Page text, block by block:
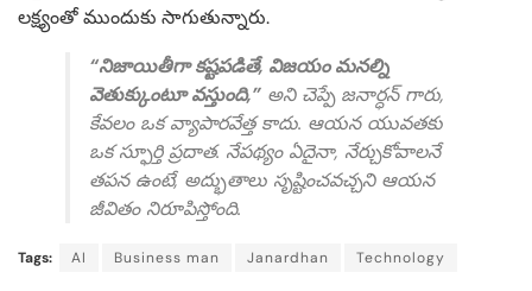
లక్ష్యంతో ముందుకు సాగుతున్నారు.
“నిజాయితీగా కష్టపడితే, విజయం మనల్ని
వెతుక్కుంటూ వస్తుంది,” అని చెప్పే జనార్ధన్ గారు,
కేవలం ఒక వ్యాపారవేత్త కాదు. ఆయన యువతకు
ఒక స్ఫూర్తి ప్రదాత. నేపథ్యం ఏదైనా, నేర్చుకోవాలనే
తపన ఉంటే, అద్భుతాలు సృష్టించవచ్చని ఆయన
జీవితం నిరూపిస్తోంది.
Tags: AI Business man Janardhan Technology